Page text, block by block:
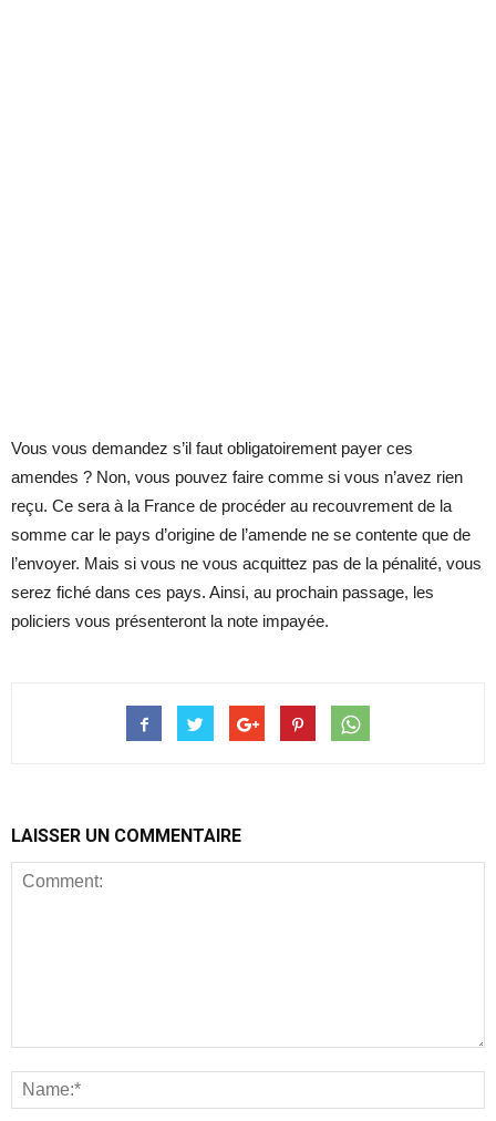
Vous vous demandez s’il faut obligatoirement payer ces
amendes ? Non, vous pouvez faire comme si vous n’avez rien
reçu. Ce sera à la France de procéder au recouvrement de la
somme car le pays d’origine de l’amende ne se contente que de
l’envoyer. Mais si vous ne vous acquittez pas de la pénalité, vous
serez fiché dans ces pays. Ainsi, au prochain passage, les
policiers vous présenteront la note impayée.
LAISSER UN COMMENTAIRE